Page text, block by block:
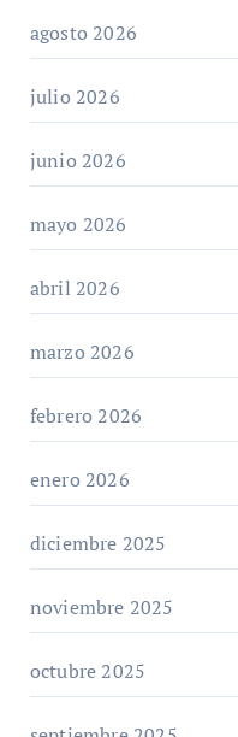
agosto 2026
julio 2026
junio 2026
mayo 2026
abril 2026
marzo 2026
febrero 2026
enero 2026
diciembre 2025
noviembre 2025
octubre 2025